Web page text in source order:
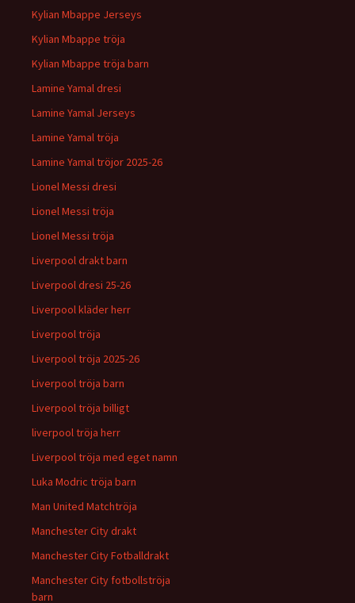
Kylian Mbappe Jerseys
Kylian Mbappe tröja
Kylian Mbappe tröja barn
Lamine Yamal dresi
Lamine Yamal Jerseys
Lamine Yamal tröja
Lamine Yamal tröjor 2025-26
Lionel Messi dresi
Lionel Messi tröja
Lionel Messi tröja
Liverpool drakt barn
Liverpool dresi 25-26
Liverpool kläder herr
Liverpool tröja
Liverpool tröja 2025-26
Liverpool tröja barn
Liverpool tröja billigt
liverpool tröja herr
Liverpool tröja med eget namn
Luka Modric tröja barn
Man United Matchtröja
Manchester City drakt
Manchester City Fotballdrakt
Manchester City fotbollströja
barn